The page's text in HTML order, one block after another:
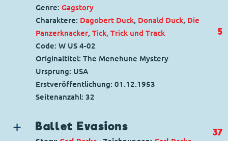
Genre:Gagstory
Charaktere: Dagobert Duck, Donald Duck, Die
Panzerknacker,Tick, Trick und Track
Code: W US 4-02
Originaltitel: The Menehune Mystery
Ursprung: USA
Erstveröffentlichung:01.12.1953
Seitenanzahl: 32
5
Ballet Evasions 37